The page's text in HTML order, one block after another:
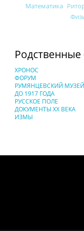
Математика
Родственные
ХРОНОС
ФОРУМ
РУМЯНЦЕВСКИЙ МУЗЕЙ
ДО 1917 ГОДА
РУССКОЕ ПОЛЕ
ДОКУМЕНТЫ XX ВЕКА
ИЗМЫ